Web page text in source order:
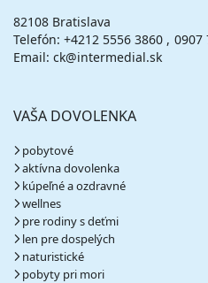
82108 Bratislava
Telefón: +4212 5556 3860
0907
Email: ck@intermedial.sk
VAŠA DOVOLENKA
pobytové
aktívna dovolenka
kúpeľné a ozdravné
wellnes
pre rodiny s deťmi
len pre dospelých
naturistické
pobyty pri mori